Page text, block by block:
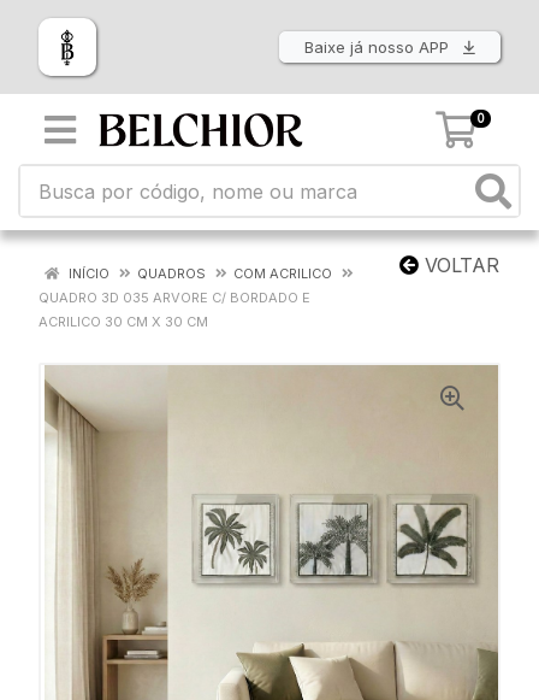
Baixe já nosso APP
0
VOLTAR
INÍCIO QUADROS
COM ACRILICO
QUADRO 3D 035 ARVORE C/ BORDADO E
ACRILICO 30 CM X 30 CM